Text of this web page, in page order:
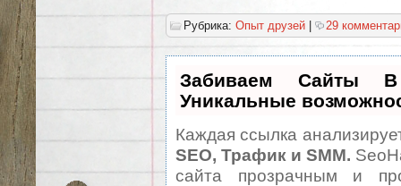
Рубрика: Опыт друзей 29
Забиваем Сайты
Уникальные
Каждая ссылка
SEO, Трафик и SMM.
сайта прозрачным и